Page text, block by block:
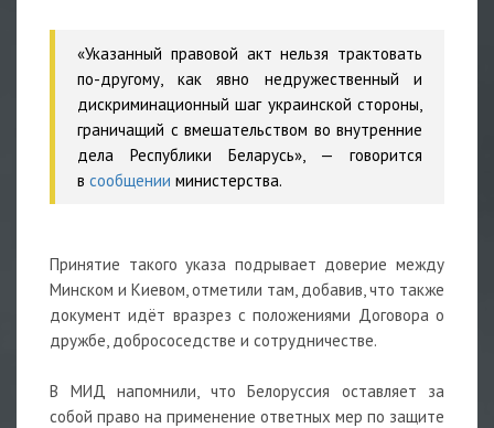
«Указанный правовой акт нельзя трактовать
по-другому, как явно недружественный и
дискриминационный шаг украинской стороны,
граничащий с вмешательством во внутренние
дела Республики Беларусь», — говорится
в сообщении министерства.
Принятие такого указа подрывает доверие между
Минском и Киевом, отметили там, добавив, что также
документ идёт вразрез с положениями Договора о
дружбе, добрососедстве и сотрудничестве.
В МИД напомнили, что Белоруссия оставляет за
собой право на применение ответных мер по защите